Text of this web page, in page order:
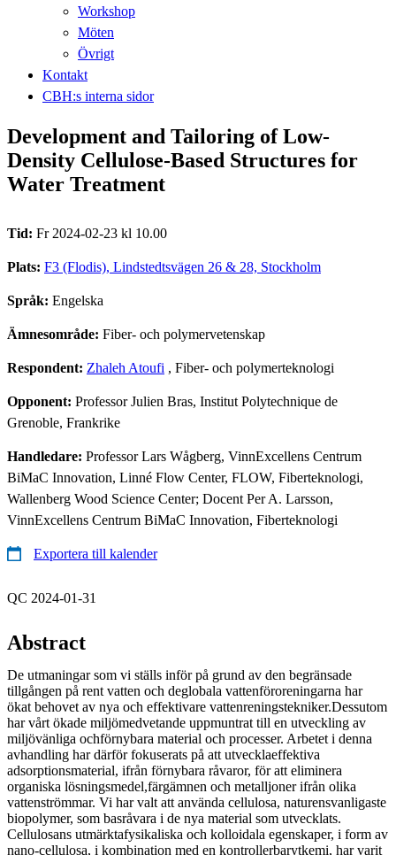
Workshop
Möten
Övrigt
Kontakt
CBH:s interna sidor
Development and Tailoring of Low‐
Density Cellulose‐Based Structures for
Water Treatment
Tid: Fr 2024-02-23 kl 10.00
Plats: F3 (Flodis), Lindstedtsvägen 26 & 28, Stockholm
Språk: Engelska
Ämnesområde: Fiber- och polymervetenskap
Respondent: Zhaleh Atoufi , Fiber- och polymerteknologi
Opponent: Professor Julien Bras, Institut Polytechnique de
Grenoble, Frankrike
Handledare: Professor Lars Wågberg, VinnExcellens Centrum
BiMaC Innovation, Linné Flow Center, FLOW, Fiberteknologi,
Wallenberg Wood Science Center; Docent Per A. Larsson,
VinnExcellens Centrum BiMaC Innovation, Fiberteknologi
Exportera till kalender
QC 2024-01-31
Abstract
De utmaningar som vi ställs inför på grund av den begränsade
tillgången på rent vatten och deglobala vattenföroreningarna har
ökat behovet av nya och effektivare vattenreningstekniker.Dessutom
har vårt ökade miljömedvetande uppmuntrat till en utveckling av
miljövänliga ochförnybara material och processer. Arbetet i denna
avhandling har därför fokuserats på att utvecklaeffektiva
adsorptionsmaterial, ifrån förnybara råvaror, för att eliminera
organiska lösningsmedel,färgämnen och metalljoner ifrån olika
vattenströmmar. Vi har valt att använda cellulosa, naturensvanligaste
biopolymer, som basråvara i de nya material som utvecklats.
Cellulosans utmärktafysikaliska och kolloidala egenskaper, i form av
nano-cellulosa, i kombination med en kontrollerbarytkemi, har varit